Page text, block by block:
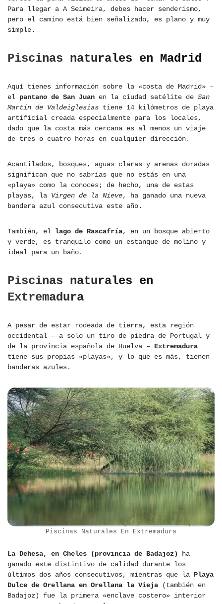
Para llegar a A Seimeira, debes hacer senderismo,
pero el camino está bien señalizado, es plano y muy
simple.
Piscinas naturales en Madrid
Aquí tienes información sobre la «costa de Madrid» –
el pantano de San Juan en la ciudad satélite de San
Martín de Valdeiglesias tiene 14 kilómetros de playa
artificial creada especialmente para los locales,
dado que la costa más cercana es al menos un viaje
de tres o cuatro horas en cualquier dirección.
Acantilados, bosques, aguas claras y arenas doradas
significan que no sabrías que no estás en una
«playa» como la conoces; de hecho, una de estas
playas, la Virgen de la Nieve, ha ganado una nueva
bandera azul consecutiva este año.
También, el lago de Rascafría, en un bosque abierto
y verde, es tranquilo como un estanque de molino y
ideal para un baño.
Piscinas naturales en
Extremadura
A pesar de estar rodeada de tierra, esta región
occidental – a solo un tiro de piedra de Portugal y
de la provincia española de Huelva – Extremadura
tiene sus propias «playas», y lo que es más, tienen
banderas azules.
Piscinas Naturales En Extremadura
La Dehesa, en Cheles (provincia de Badajoz)
ha
ganado este distintivo de calidad durante los
últimos dos años consecutivos, mientras que la Playa
Dulce de Orellana en Orellana la Vieja (también en
Badajoz) fue la primera «enclave costero» interior